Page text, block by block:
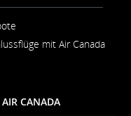
mit Air Canada
CANADA